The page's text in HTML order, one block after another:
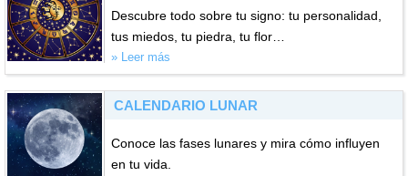
Descubre todo sobre tu signo: tu personalidad,
tus miedos, tu piedra, tu flor…
» Leer más
CALENDARIO LUNAR
Conoce las fases lunares y mira cómo influyen
en tu vida.